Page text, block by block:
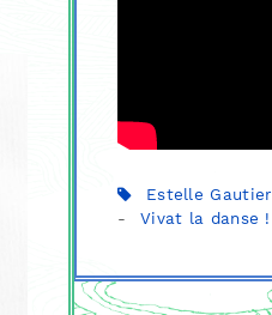
Estelle Gautier
-
Vivat la danse !